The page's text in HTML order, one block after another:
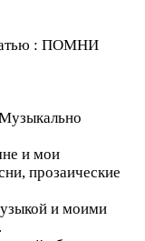
: ПОМНИ
и мои
прозаические
и моими